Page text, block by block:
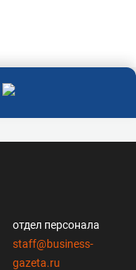
отдел персонала
staff@business-
gazeta.ru